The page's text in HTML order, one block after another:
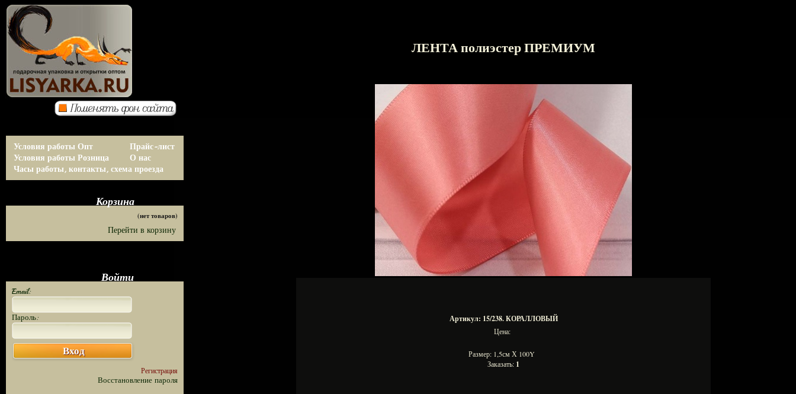
Условия работы Опт
Условия работы Розница
Прайс-лист
О нас
Часы работы, контакты, схема проезда
Корзина
(нет товаров)
Перейти в корзину
Войти
Email:
Пароль:
Вход
Регистрация
Восстановление пароля
ЛЕНТА полиэстер ПРЕМИУМ
Артикул: 15/238. КОРАЛЛОВЫЙ
Цена:
Размер: 1,5см Х 100Y
Заказать: 1